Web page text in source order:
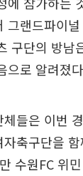
그랜드파이
구단의 방남
으로 알려졌
들은 이번
축구단을
수원FC 위